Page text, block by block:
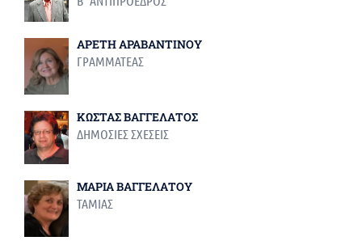
ΑΡΕΤΗ ΑΡΑΒΑΝΤΙΝΟΥ
ΓΡΑΜΜΑΤΕΑΣ
ΚΩΣΤΑΣ ΒΑΓΓΕΛΑΤΟΣ
ΔΗΜΟΣΙΕΣ ΣΧΕΣΕΙΣ
ΜΑΡΙΑ ΒΑΓΓΕΛΑΤΟΥ
ΤΑΜΙΑΣ